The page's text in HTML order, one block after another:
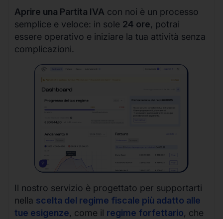
Aprire una Partita IVA con noi è un processo
semplice e veloce: in sole 24 ore, potrai
essere operativo e iniziare la tua attività senza
complicazioni.
Il nostro servizio è progettato per supportarti
nella scelta del regime fiscale più adatto alle
tue esigenze, come il regime forfettario, che